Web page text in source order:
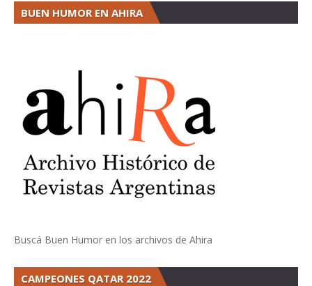
BUEN HUMOR EN AHIRA
Buscá Buen Humor en los archivos de Ahira
CAMPEONES QATAR 2022